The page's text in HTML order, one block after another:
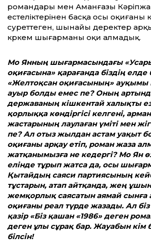
романдары мен Аманғазы
естеліктерінен басқа осы оқиғаны
суреттеген, шынайы деректер
көркем шығарманы оқи алмадық.
Мо Янның шығармасындағы
оқиғасына» қарағанда біздің елде
«Желтоқсан оқиғасының» ауқымы
ауыр болды емес пе? Оның
державаның кішкентай халықты
қор­лыққа көндіргісі келгені,
жастарының лаулаған үміті мен
пе? Ал отыз жылдан астам уақыт
оқиғаны арқау етіп, роман жаза
жатқанымызға не кедергі? Мо Ян
елінде тұрып жатса да, осы
Қытайдың саяси партиясының
тұстарын, атап айтқанда, жең
жемқорлық саясатын аямай сынға
оқиғаны реал түрде жаза­ды. Ал
қазір «Біз қа­шан «1986» деген
деген ұлы сұрақ бар. Жауабын кім
білсін!